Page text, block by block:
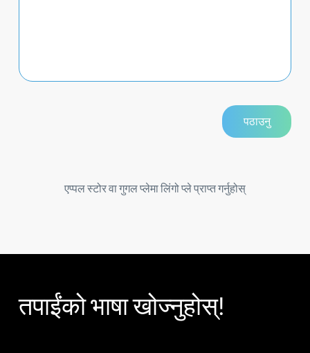
एप्पल स्टोर वा गुगल प्लेमा लिंगो प्ले प्राप्त गर्नुहोस्
तपाईंको भाषा खोज्नुहोस्!